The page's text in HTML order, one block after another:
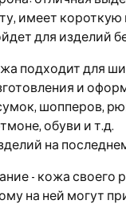
имеет короткую
для изделий
подходит для
и
шопперов,
обуви и т.д.
на
- кожа своего
на ней могут